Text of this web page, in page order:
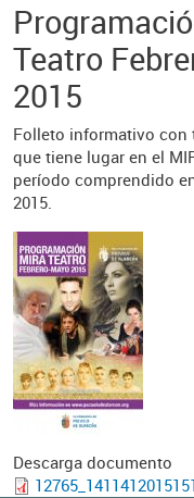
Teatro
2015
Folleto informativo con
que tiene lugar en el
período comprendido
2015.
Descarga documento